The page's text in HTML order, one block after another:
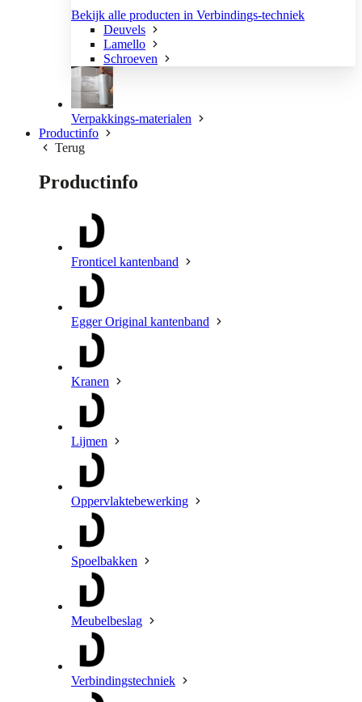
Bekijk alle producten in Verbindings-techniek
Deuvels
Lamello
Schroeven
Verpakkings-materialen
Productinfo
Terug
Productinfo
Fronticel kantenband
Egger Original kantenband
Kranen
Lijmen
Oppervlaktebewerking
Spoelbakken
Meubelbeslag
Verbindingstechniek